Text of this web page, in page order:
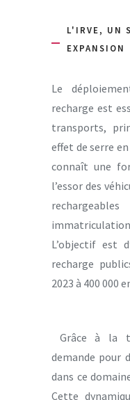
L'IRVE, UN
EXPANSION
Le
recharge est
transports,
effet de serre en
connaît une
l’essor des
L’objectif est
recharge
2023 à 400 000
Grâce à la
demande pour
dans ce
Cette